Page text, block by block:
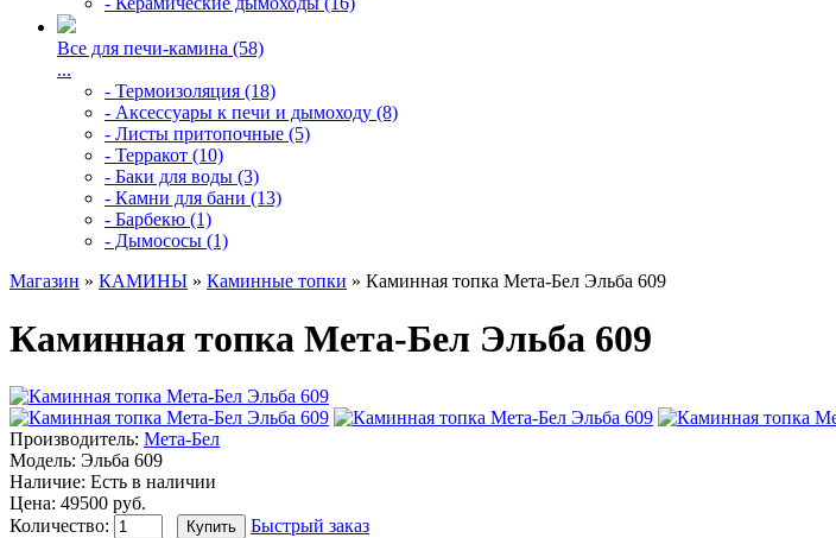
Все для печи-камина (58)
...
- Термоизоляция (18)
- Аксессуары к печи и дымоходу (8)
- Листы притопочные (5)
- Терракот (10)
- Баки для воды (3)
- Камни для бани (13)
- Барбекю (1)
- Дымососы (1)
Магазин » КАМИНЫ » Каминные топки » Каминная топка Мета-Бел Эльба 609
Каминная топка Мета-Бел Эльба 609
Производитель: Мета-Бел
Модель: Эльба 609
Наличие: Есть в наличии
Цена: 49500 руб.
Количество:
Быстрый заказ